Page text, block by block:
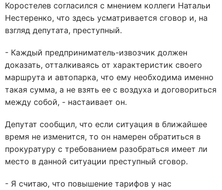
Коростелев согласился с мнением коллеги Натальи
Нестеренко, что здесь усматривается сговор и, на
взгляд депутата, преступный.
- Каждый предприниматель-извозчик должен
доказать, отталкиваясь от характеристик своего
маршрута и автопарка, что ему необходима именно
такая сумма, а не взять ее с воздуха и договориться
между собой, - настаивает он.
Депутат сообщил, что если ситуация в ближайшее
время не изменится, то он намерен обратиться в
прокуратуру с требованием разобраться имеет ли
место в данной ситуации преступный сговор.
- Я считаю, что повышение тарифов у нас